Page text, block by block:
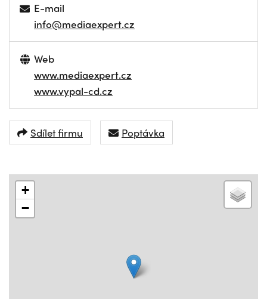
E-mail
info@mediaexpert.cz
Web
www.mediaexpert.cz
www.vypal-cd.cz
Sdílet firmu Poptávka
+
−